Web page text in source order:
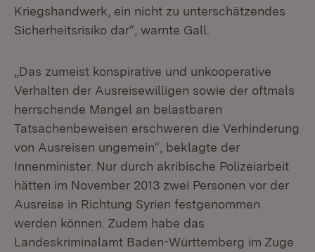
Kriegshandwerk, ein nicht zu unterschätzendes
Sicherheitsrisiko dar“, warnte Gall.
„Das zumeist konspirative und unkooperative
Verhalten der Ausreisewilligen sowie der oftmals
herrschende Mangel an belastbaren
Tatsachenbeweisen erschweren die Verhinderung
von Ausreisen ungemein“, beklagte der
Innenminister. Nur durch akribische Polizeiarbeit
hätten im November 2013 zwei Personen vor der
Ausreise in Richtung Syrien festgenommen
werden können. Zudem habe das
Landeskriminalamt Baden-Württemberg im Zuge